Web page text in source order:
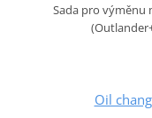
Sada pro výměnu
Oil